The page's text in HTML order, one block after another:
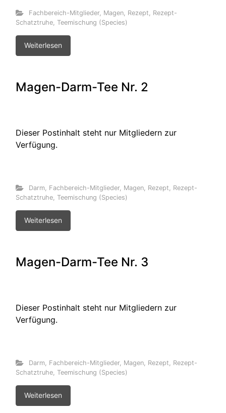
Fachbereich-Mitglieder, Magen, Rezept
Rezept-
Schatztruhe Teemischung (Species)
Weiterlesen
Magen-Darm-Tee Nr. 2
Dieser Postinhalt steht nur Mitgliedern zur
Verfügung.
Darm Fachbereich-Mitglieder, Magen, Rezept
Rezept-
Schatztruhe Teemischung (Species)
Weiterlesen
Magen-Darm-Tee Nr. 3
Dieser Postinhalt steht nur Mitgliedern zur
Verfügung.
Darm Fachbereich-Mitglieder, Magen, Rezept
Rezept-
Schatztruhe Teemischung (Species)
Weiterlesen